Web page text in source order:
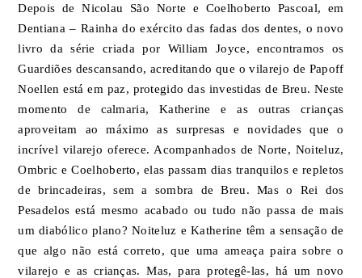
Depois de Nicolau São Norte e Coelhoberto Pascoal, em
Dentiana – Rainha do exército das fadas dos dentes, o novo
livro da série criada por William Joyce, encontramos os
Guardiões descansando, acreditando que o vilarejo de Papoff
Noellen está em paz, protegido das investidas de Breu. Neste
momento de calmaria, Katherine e as outras crianças
aproveitam ao máximo as surpresas e novidades que o
incrível vilarejo oferece. Acompanhados de Norte, Noiteluz,
Ombric e Coelhoberto, elas passam dias tranquilos e repletos
de brincadeiras, sem a sombra de Breu. Mas o Rei dos
Pesadelos está mesmo acabado ou tudo não passa de mais
um diabólico plano? Noiteluz e Katherine têm a sensação de
que algo não está correto, que uma ameaça paira sobre o
vilarejo e as crianças. Mas, para protegê-las, há um novo